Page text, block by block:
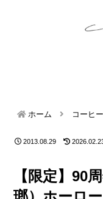
ホーム コーヒ
2013.08.29
【限定】90